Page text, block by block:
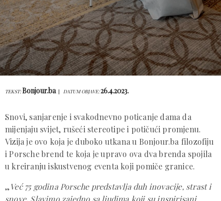
TEKST:Bonjour.ba DATUM OBJAVE:26.4.2023.
Snovi, sanjarenje i svakodnevno poticanje dama da
mijenjaju svijet, rušeći stereotipe i potičući promjenu.
Vizija je ovo koja je duboko utkana u Bonjour.ba filozofiju
i Porsche brend te koja je upravo ova dva brenda spojila
u kreiranju iskustvenog eventa koji pomiče granice.
„Već 75 godina Porsche predstavlja duh inovacije, strast i
snove. Slavimo zajedno sa ljudima koji su inspirisani